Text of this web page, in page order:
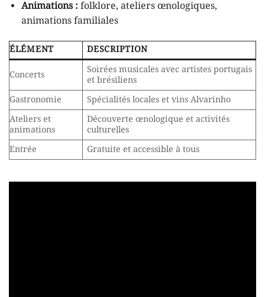
Animations : folklore, ateliers œnologiques,
animations familiales
ÉLÉMENT DESCRIPTION
Concerts
Soirées musicales avec artistes portugais
et brésiliens
Gastronomie
Spécialités locales et vins Alvarinho
Ateliers et
animations
Découverte œnologique et activités
culturelles
Entrée
Gratuite et accessible à tous